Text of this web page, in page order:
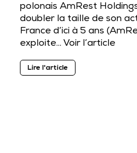
polonais AmRest
doubler la taille de son
France d’ici à 5 ans
exploite… Voir l’article
Lire l'article